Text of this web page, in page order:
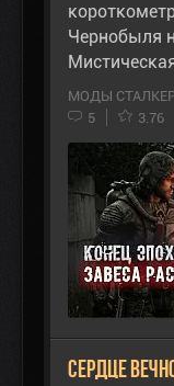
Чернобыля
МОДЫ
5
3.76
Сердце